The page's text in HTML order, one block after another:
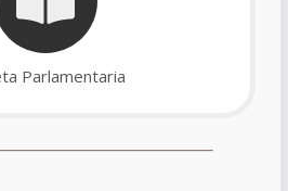
Parlamentaria